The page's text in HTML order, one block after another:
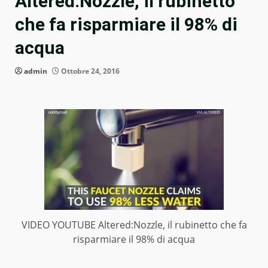
che fa risparmiare il 98% di
acqua
admin Ottobre 24, 2016
VIDEO YOUTUBE Altered:Nozzle, il rubinetto che fa
risparmiare il 98% di acqua